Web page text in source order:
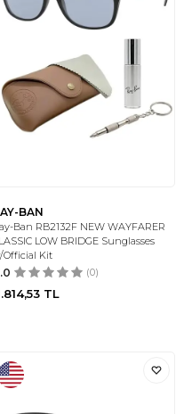
BAN
Ban RB2132F NEW WAYFARER
LOW BRIDGE Sunglasses
Official Kit
(0)
TL